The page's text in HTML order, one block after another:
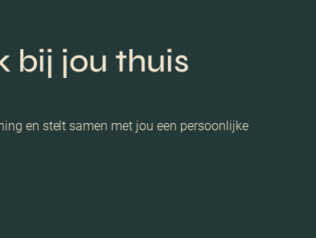
bij jou thuis
en stelt samen met jou een persoonlijke